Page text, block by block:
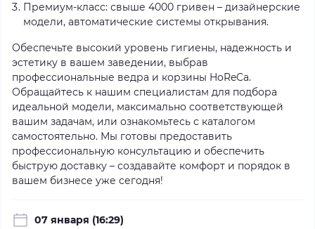
Премиум-класс: свыше 4000 гривен – дизайнерские
модели, автоматические системы открывания.
Обеспечьте высокий уровень гигиены, надежность и
эстетику в вашем заведении, выбрав
профессиональные ведра и корзины HoReCa.
Обращайтесь к нашим специалистам для подбора
идеальной модели, максимально соответствующей
вашим задачам, или ознакомьтесь с каталогом
самостоятельно. Мы готовы предоставить
профессиональную консультацию и обеспечить
быструю доставку – создавайте комфорт и порядок в
вашем бизнесе уже сегодня!
07 января (16:29)